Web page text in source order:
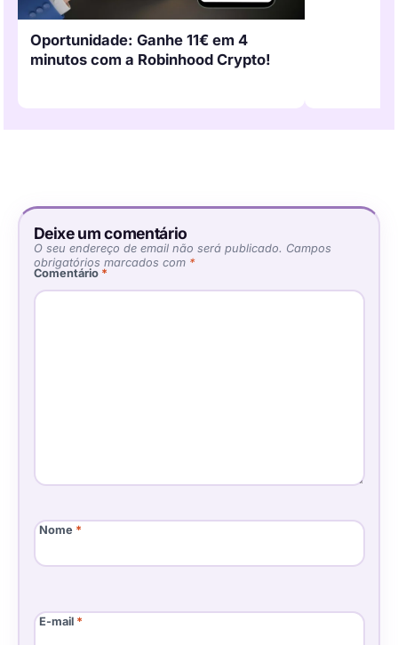
Oportunidade: Ganhe 11€ em 4
minutos com a Robinhood Crypto!
Deixe um comentário
O seu endereço de email não será publicado. Campos
obrigatórios marcados com *
Comentário *
Nome *
E-mail *